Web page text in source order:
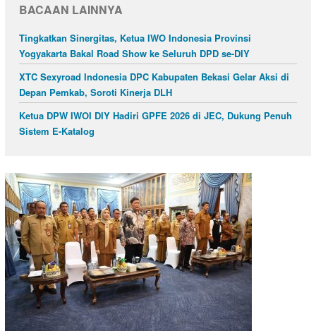
BACAAN LAINNYA
Tingkatkan Sinergitas, Ketua IWO Indonesia Provinsi
Yogyakarta Bakal Road Show ke Seluruh DPD se-DIY
XTC Sexyroad Indonesia DPC Kabupaten Bekasi Gelar Aksi di
Depan Pemkab, Soroti Kinerja DLH
Ketua DPW IWOI DIY Hadiri GPFE 2026 di JEC, Dukung Penuh
Sistem E-Katalog